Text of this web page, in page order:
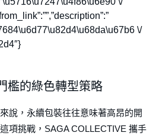
\/
檻的綠色轉型策略
說，永續包裝往往意味著高昂的開
項挑戰，SAGA COLLECTIVE 攜手